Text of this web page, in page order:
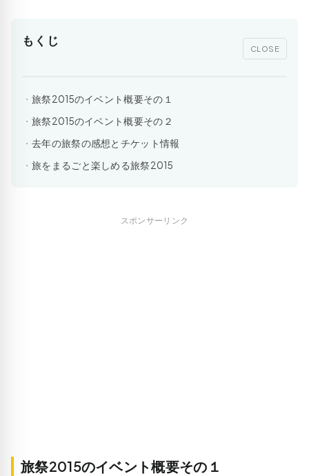
もくじ
CLOSE
旅祭2015のイベント概要その１
旅祭2015のイベント概要その２
去年の旅祭の感想とチケット情報
旅をまるごと楽しめる旅祭2015
スポンサーリンク
旅祭2015のイベント概要その１